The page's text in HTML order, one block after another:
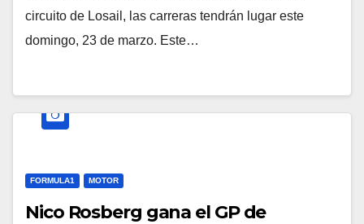
circuito de Losail, las carreras tendrán lugar este
domingo, 23 de marzo. Este…
FORMULA1 MOTOR
Nico Rosberg gana el GP de